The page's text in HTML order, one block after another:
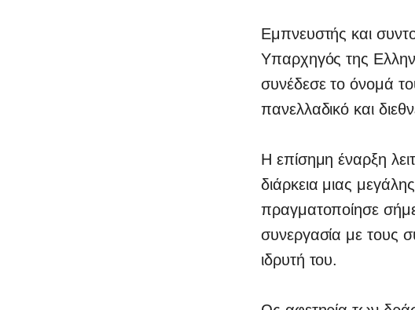
Εμπνευστής και
Υπαρχηγός της
συνέδεσε το όνομά
πανελλαδικό και
Η επίσημη έναρξη
διάρκεια μιας
πραγματοποίησε
συνεργασία με τους
ιδρυτή του.